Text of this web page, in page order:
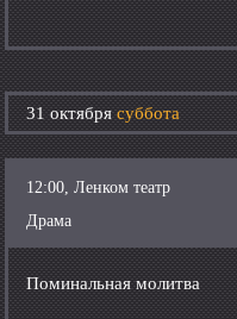
31 октябрясуббота
12:00, Ленком театр
Драма
Поминальная молитва